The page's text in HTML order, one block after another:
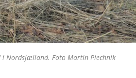
i Nordsjælland. Foto Martin Piechnik